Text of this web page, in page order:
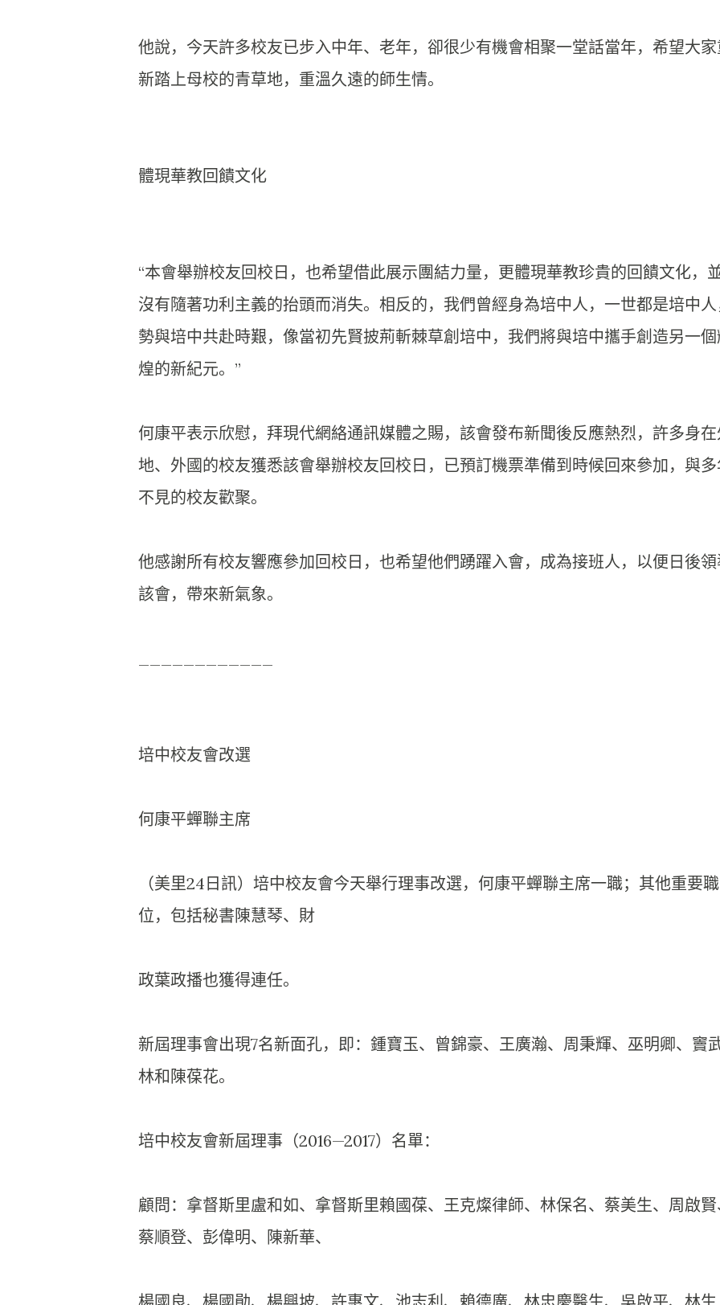
他說，今天許多校友已步入中年、老年，卻很少有機會相聚一堂話當年，希望大
新踏上母校的青草地，重溫久遠的師生情。
體現華教回饋文化
“本會舉辦校友回校日，也希望借此展示團結力量，更體現華教珍貴的回饋文化，
沒有隨著功利主義的抬頭而消失。相反的，我們曾經身為培中人，一世都是培中
勢與培中共赴時艱，像當初先賢披荊斬棘草創培中，我們將與培中攜手創造另一
煌的新紀元。”
何康平表示欣慰，拜現代網絡通訊媒體之賜，該會發布新聞後反應熱烈，許多身
地、外國的校友獲悉該會舉辦校友回校日，已預訂機票準備到時候回來參加，與
不見的校友歡聚。
他感謝所有校友響應參加回校日，也希望他們踴躍入會，成為接班人，以便日後
該會，帶來新氣象。
培中校友會改選
何康平蟬聯主席
（美里24日訊）培中校友會今天舉行理事改選，何康平蟬聯主席一職；其他重要職
位，包括秘書陳慧琴、財
政葉政播也獲得連任。
新屆理事會出現7名新面孔，即：鍾寶玉、曾錦豪、王廣瀚、周秉輝、巫明卿、竇
林和陳葆花。
培中校友會新屆理事（2016—2017）名單：
顧問：拿督斯里盧和如、拿督斯里賴國葆、王克燦律師、林保名、蔡美生、周啟
蔡順登、彭偉明、陳新華、